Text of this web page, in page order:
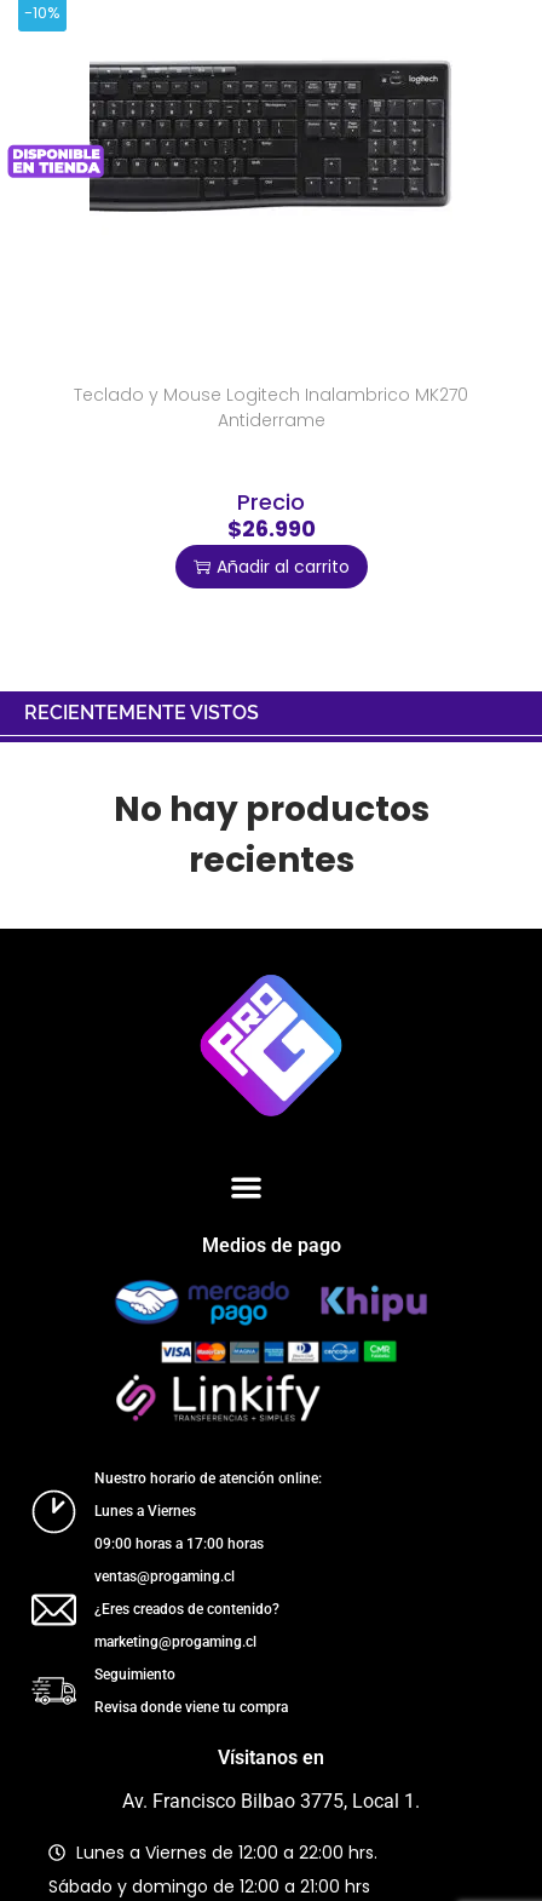
-10%
Teclado y Mouse Logitech Inalambrico MK270
Antiderrame
Precio
$26.990
Añadir al carrito
RECIENTEMENTE VISTOS
No hay productos
recientes
Medios de pago
Nuestro horario de atención online:
Lunes a Viernes
09:00 horas a 17:00 horas
ventas@progaming.cl
¿Eres creados de contenido?
marketing@progaming.cl
Seguimiento
Revisa donde viene tu compra
Vísitanos en
Av. Francisco Bilbao 3775, Local 1.
Lunes a Viernes de 12:00 a 22:00 hrs.
Sábado y domingo de 12:00 a 21:00 hrs